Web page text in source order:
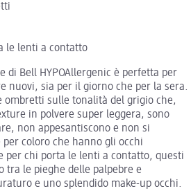
le lenti a contatto
di Bell HYPOAllergenic è perfetta per
nuovi, sia per il giorno che per la sera.
ombretti sulle tonalità del grigio che,
in polvere super leggera, sono
non appesantiscono e non si
coloro che hanno gli occhi
per chi porta le lenti a contatto, questi
tra le pieghe delle palpebre e
e uno splendido make-up occhi.